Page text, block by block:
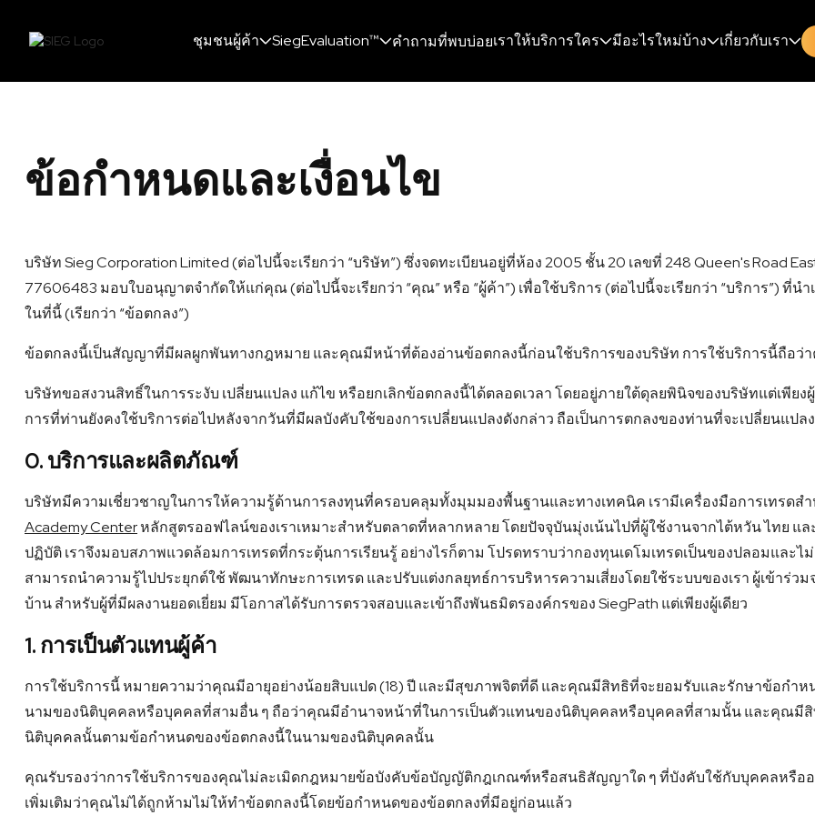
ชุมชนผู้ค้า SiegEvaluation™ คำถามที่พบบ่อยเราให้บริการใคร มีอะไรใหม่บ้าง เกี่ยวกับเรา
ข้อกำหนดและเงื่อนไข
บริษัท Sieg Corporation Limited (ต่อไปนี้จะเรียกว่า “บริษัท”) ซึ่งจดทะเบียนอยู่ที่ห้อง 2005 ชั้น 20 เลขที่ 248 Queen's Road
77606483 มอบใบอนุญาตจำกัดให้แก่คุณ (ต่อไปนี้จะเรียกว่า “คุณ” หรือ “ผู้ค้า”) เพื่อใช้บริการ (ต่อไปนี้จะเรียกว่า “บริการ”) ที่
ในที่นี้ (เรียกว่า “ข้อตกลง”)
ข้อตกลงนี้เป็นสัญญาที่มีผลผูกพันทางกฎหมาย และคุณมีหน้าที่ต้องอ่านข้อตกลงนี้ก่อนใช้บริการของบริษัท การใช้บริการนี้ถือว่
บริษัทขอสงวนสิทธิ์ในการระงับ เปลี่ยนแปลง แก้ไข หรือยกเลิกข้อตกลงนี้ได้ตลอดเวลา โดยอยู่ภายใต้ดุลยพินิจของบริษัทแต่เพีย
การที่ท่านยังคงใช้บริการต่อไปหลังจากวันที่มีผลบังคับใช้ของการเปลี่ยนแปลงดังกล่าว ถือเป็นการตกลงของท่านที่จะเปลี่ยนแป
0. บริการและผลิตภัณฑ์
บริษัทมีความเชี่ยวชาญในการให้ความรู้ด้านการลงทุนที่ครอบคลุมทั้งมุมมองพื้นฐานและทางเทคนิค เรามีเครื่องมือการเทรดส
Academy Centerหลักสูตรออฟไลน์ของเราเหมาะสำหรับตลาดที่หลากหลาย โดยปัจจุบันมุ่งเน้นไปที่ผู้ใช้งานจากไต้หวัน ไทย แ
ปฏิบัติ เราจึงมอบสภาพแวดล้อมการเทรดที่กระตุ้นการเรียนรู้ อย่างไรก็ตาม โปรดทราบว่ากองทุนเดโมเทรดเป็นของปลอมและ
สามารถนำความรู้ไปประยุกต์ใช้ พัฒนาทักษะการเทรด และปรับแต่งกลยุทธ์การบริหารความเสี่ยงโดยใช้ระบบของเรา ผู้เข้าร่ว
บ้าน สำหรับผู้ที่มีผลงานยอดเยี่ยม มีโอกาสได้รับการตรวจสอบและเข้าถึงพันธมิตรองค์กรของ SiegPath แต่เพียงผู้เดียว
1. การเป็นตัวแทนผู้ค้า
การใช้บริการนี้ หมายความว่าคุณมีอายุอย่างน้อยสิบแปด (18) ปี และมีสุขภาพจิตที่ดี และคุณมีสิทธิที่จะยอมรับและรักษาข้อกำ
นามของนิติบุคคลหรือบุคคลที่สามอื่น ๆ ถือว่าคุณมีอำนาจหน้าที่ในการเป็นตัวแทนของนิติบุคคลหรือบุคคลที่สามนั้น และคุณมี
นิติบุคคลนั้นตามข้อกำหนดของข้อตกลงนี้ในนามของนิติบุคคลนั้น
คุณรับรองว่าการใช้บริการของคุณไม่ละเมิดกฎหมายข้อบังคับข้อบัญญัติกฎเกณฑ์หรือสนธิสัญญาใด ๆ ที่บังคับใช้กับบุคคลหรือ
เพิ่มเติมว่าคุณไม่ได้ถูกห้ามไม่ให้ทําข้อตกลงนี้โดยข้อกําหนดของข้อตกลงที่มีอยู่ก่อนแล้ว